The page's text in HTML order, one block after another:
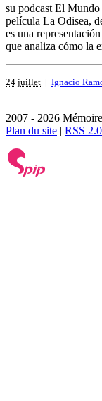
su podcast El Mundo
película La Odisea,
es una
que analiza cómo la
24 juillet | Ignacio
2007 - 2026
Plan du site | RSS 2.0